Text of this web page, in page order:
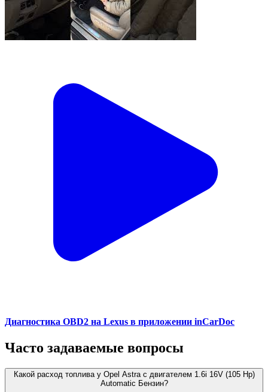
Диагностика OBD2 на Lexus в приложении inCarDoc
Часто задаваемые вопросы
Какой расход топлива у Opel Astra с двигателем 1.6i 16V (105 Hp)
Automatic Бензин?